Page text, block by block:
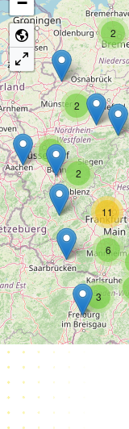
2
3
2
8
2
11
6